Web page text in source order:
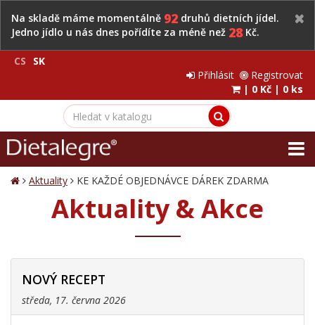
Na skladě máme momentálně 92 druhů dietních jídel.
Jedno jídlo u nás dnes pořídíte za méně než 28Kč.
CS
SK
Přihlásit
Registrovat
| 0 Kč | 0 ks
Aktuality KE KAŽDÉ OBJEDNÁVCE DÁREK ZDARMA
Aktuality & Akce
NOVÝ RECEPT
středa, 17. června 2026